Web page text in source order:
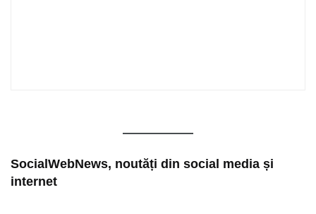
SocialWebNews, noutăți din social media și
internet